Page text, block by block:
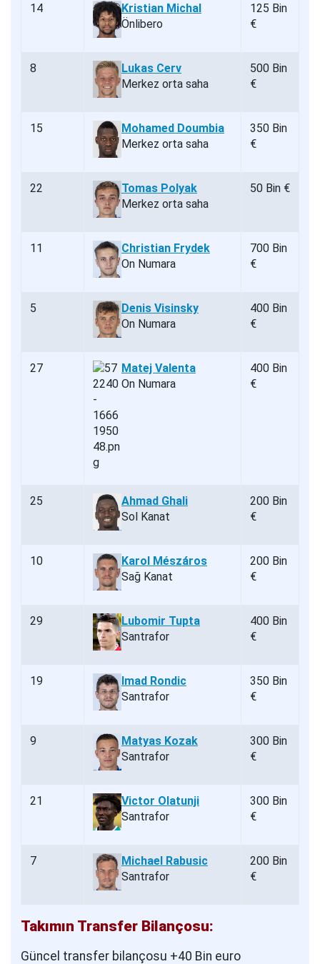
14
Kristian Michal
Önlibero
125 Bin
€
8
Lukas Cerv
Merkez orta saha
500 Bin
€
15
Mohamed Doumbia
Merkez orta saha
350 Bin
€
22
Tomas Polyak
Merkez orta saha
50 Bin €
11
Christian Frydek
On Numara
700 Bin
€
5
Denis Visinsky
On Numara
400 Bin
€
27
Matej Valenta
On Numara
400 Bin
€
25
Ahmad Ghali
Sol Kanat
200 Bin
€
10
Karol Mészáros
Sağ Kanat
200 Bin
€
29
Lubomir Tupta
Santrafor
400 Bin
€
19
Imad Rondic
Santrafor
350 Bin
€
9
Matyas Kozak
Santrafor
300 Bin
€
21
Victor Olatunji
Santrafor
300 Bin
€
7
Michael Rabusic
Santrafor
200 Bin
€
Takımın Transfer Bilançosu:
Güncel transfer bilançosu +40 Bin euro